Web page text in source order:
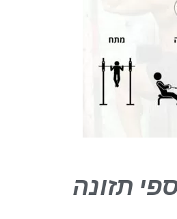
תזונה